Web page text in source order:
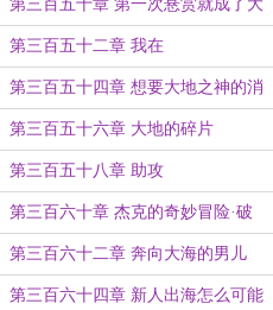
第三百五十章 第一次悬赏就成了大
海贼
第三百五十二章 我在
第三百五十四章 想要大地之神的消
息吗？
第三百五十六章 大地的碎片
第三百五十八章 助攻
第三百六十章 杰克的奇妙冒险·破
第三百六十二章 奔向大海的男儿
第三百六十四章 新人出海怎么可能